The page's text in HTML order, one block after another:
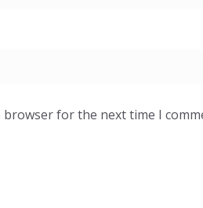
browser for the next time I